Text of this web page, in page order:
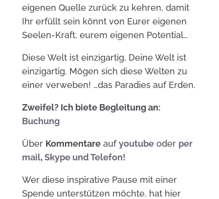
eigenen Quelle zurück zu kehren, damit
Ihr erfüllt sein könnt von Eurer eigenen
Seelen-Kraft, eurem eigenen Potential…
Diese Welt ist einzigartig, Deine Welt ist
einzigartig. Mögen sich diese Welten zu
einer verweben! …das Paradies auf Erden.
Zweifel? Ich biete Begleitung an:
Buchung
Über Kommentareaufyoutubeoder per
mail,Skype und Telefon!
Wer diese inspirative Pause mit einer
Spende unterstützen möchte, hat hier